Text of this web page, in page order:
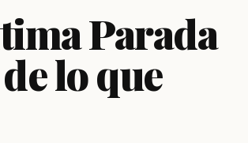
Parada
lo que